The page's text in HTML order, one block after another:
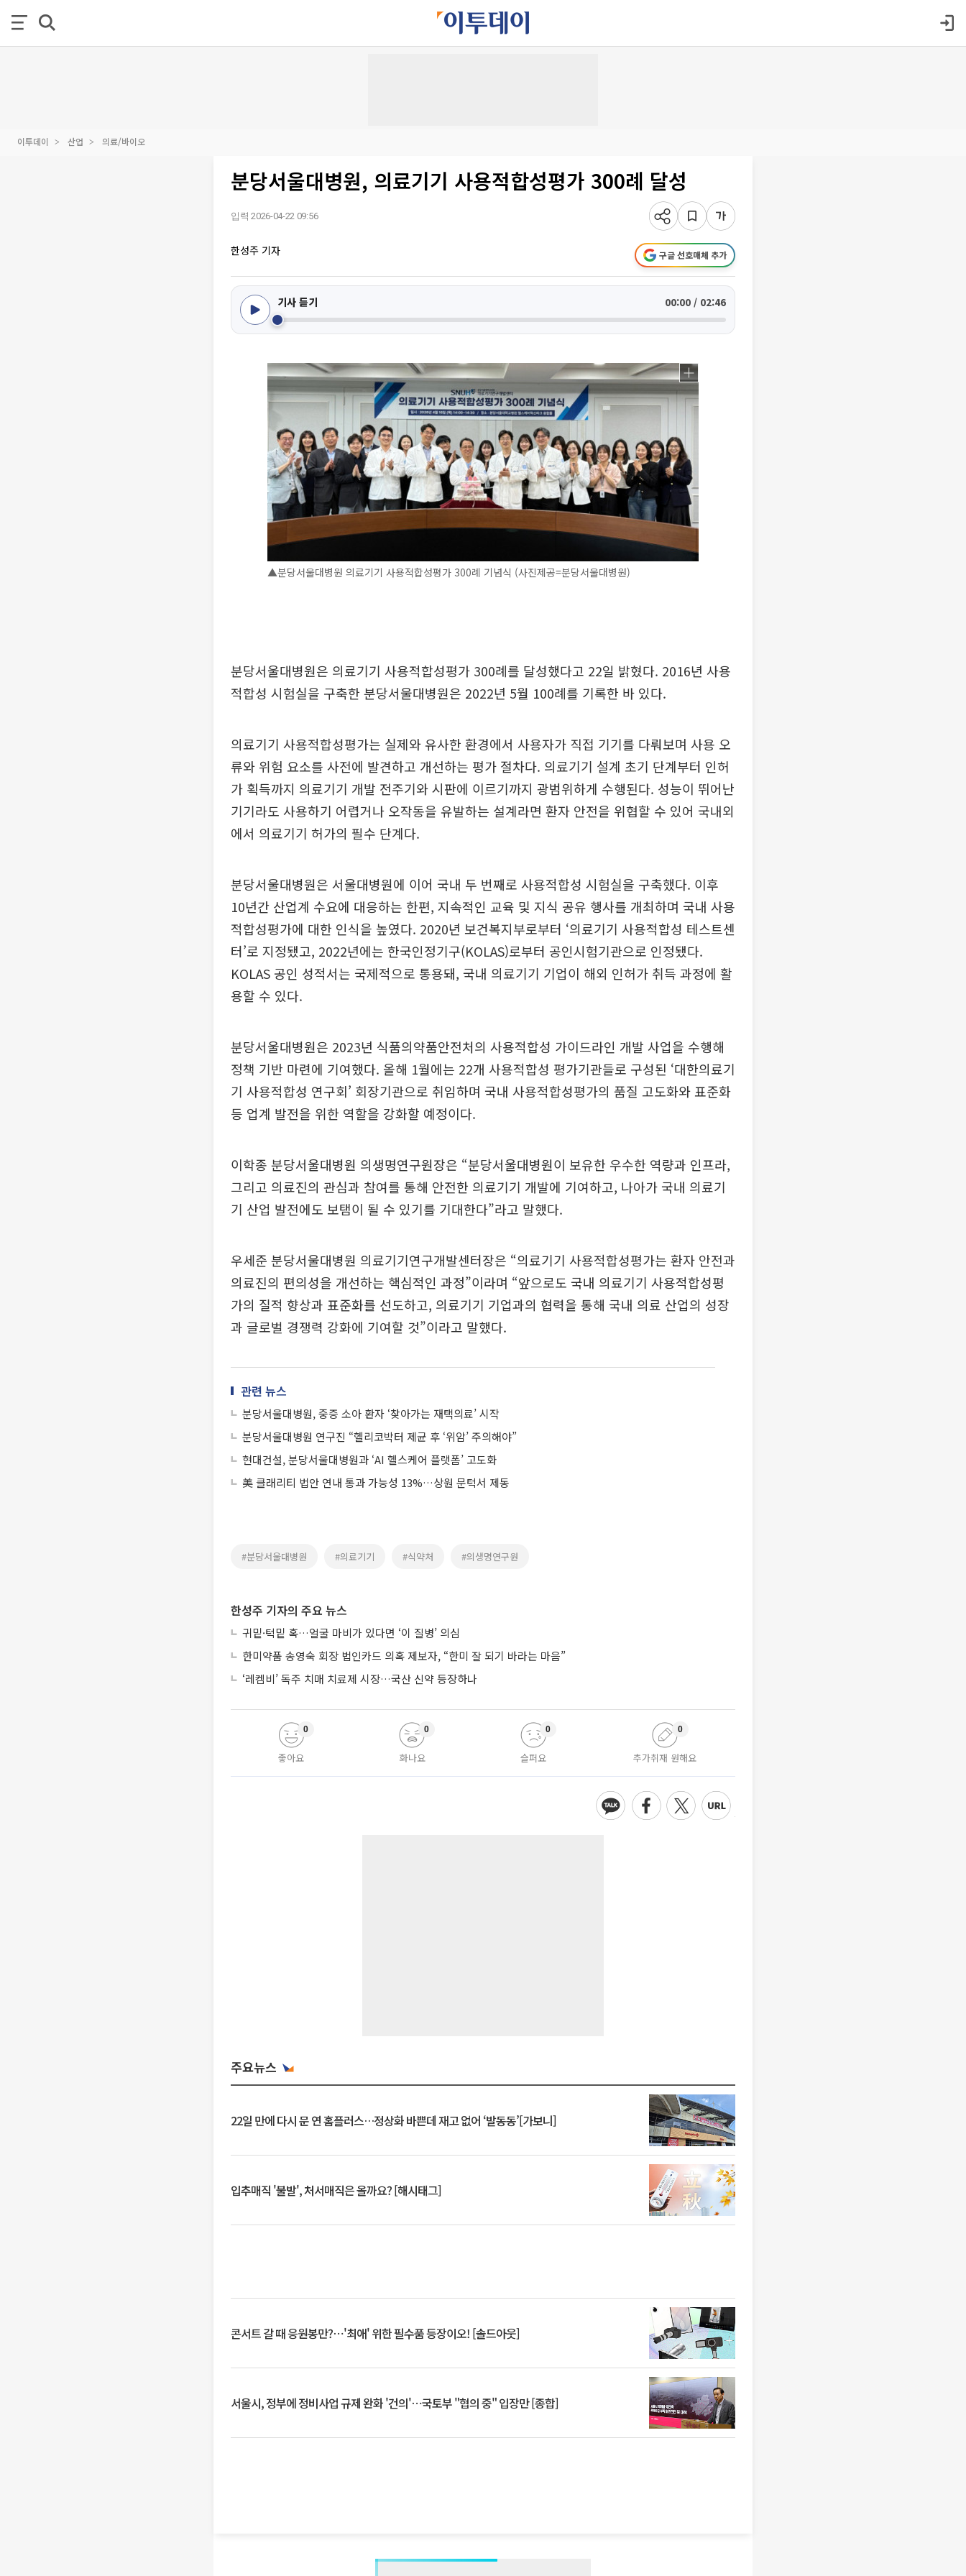
이투데이 산업 의료/바이오
분당서울대병원, 의료기기 사용적합성평가 300례 달성
입력 2026-04-22 09:56
한성주 기자 구글 선호매체 추가
기사 듣기 00:00 / 02:46
▲분당서울대병원 의료기기 사용적합성평가 300례 기념식 (사진제공=분당서울대병원)
분당서울대병원은 의료기기 사용적합성평가 300례를 달성했다고 22일 밝혔다. 2016년 사용
적합성 시험실을 구축한 분당서울대병원은 2022년 5월 100례를 기록한 바 있다.
의료기기 사용적합성평가는 실제와 유사한 환경에서 사용자가 직접 기기를 다뤄보며 사용 오
류와 위험 요소를 사전에 발견하고 개선하는 평가 절차다. 의료기기 설계 초기 단계부터 인허
가 획득까지 의료기기 개발 전주기와 시판에 이르기까지 광범위하게 수행된다. 성능이 뛰어난
기기라도 사용하기 어렵거나 오작동을 유발하는 설계라면 환자 안전을 위협할 수 있어 국내외
에서 의료기기 허가의 필수 단계다.
분당서울대병원은 서울대병원에 이어 국내 두 번째로 사용적합성 시험실을 구축했다. 이후
10년간 산업계 수요에 대응하는 한편, 지속적인 교육 및 지식 공유 행사를 개최하며 국내 사용
적합성평가에 대한 인식을 높였다. 2020년 보건복지부로부터 ‘의료기기 사용적합성 테스트센
터’로 지정됐고, 2022년에는 한국인정기구(KOLAS)로부터 공인시험기관으로 인정됐다.
KOLAS 공인 성적서는 국제적으로 통용돼, 국내 의료기기 기업이 해외 인허가 취득 과정에 활
용할 수 있다.
분당서울대병원은 2023년 식품의약품안전처의 사용적합성 가이드라인 개발 사업을 수행해
정책 기반 마련에 기여했다. 올해 1월에는 22개 사용적합성 평가기관들로 구성된 ‘대한의료기
기 사용적합성 연구회’ 회장기관으로 취임하며 국내 사용적합성평가의 품질 고도화와 표준화
등 업계 발전을 위한 역할을 강화할 예정이다.
이학종 분당서울대병원 의생명연구원장은 “분당서울대병원이 보유한 우수한 역량과 인프라,
그리고 의료진의 관심과 참여를 통해 안전한 의료기기 개발에 기여하고, 나아가 국내 의료기
기 산업 발전에도 보탬이 될 수 있기를 기대한다”라고 말했다.
우세준 분당서울대병원 의료기기연구개발센터장은 “의료기기 사용적합성평가는 환자 안전과
의료진의 편의성을 개선하는 핵심적인 과정”이라며 “앞으로도 국내 의료기기 사용적합성평
가의 질적 향상과 표준화를 선도하고, 의료기기 기업과의 협력을 통해 국내 의료 산업의 성장
과 글로벌 경쟁력 강화에 기여할 것”이라고 말했다.
관련 뉴스
분당서울대병원, 중증 소아 환자 ‘찾아가는 재택의료’ 시작
분당서울대병원 연구진 “헬리코박터 제균 후 ‘위암’ 주의해야”
현대건설, 분당서울대병원과 ‘AI 헬스케어 플랫폼’ 고도화
美 클래리티 법안 연내 통과 가능성 13%…상원 문턱서 제동
#분당서울대병원 #의료기기 #식약처 #의생명연구원
한성주 기자의 주요 뉴스
귀밑·턱밑 혹…얼굴 마비가 있다면 ‘이 질병’ 의심
한미약품 송영숙 회장 법인카드 의혹 제보자, “한미 잘 되기 바라는 마음”
‘레켐비’ 독주 치매 치료제 시장…국산 신약 등장하나
좋아요
0
화나요
0
슬퍼요
0
추가취재 원해요
0
주요뉴스
22일 만에 다시 문 연 홈플러스…정상화 바쁜데 재고 없어 ‘발동동’[가보니]
입추매직 '불발', 처서매직은 올까요? [해시태그]
콘서트 갈 때 응원봉만?⋯'최애' 위한 필수품 등장이오! [솔드아웃]
서울시, 정부에 정비사업 규제 완화 '건의'⋯국토부 "협의 중" 입장만 [종합]